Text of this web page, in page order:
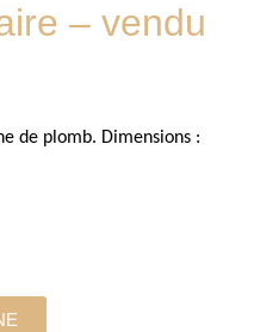
– vendu
de plomb. Dimensions :